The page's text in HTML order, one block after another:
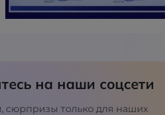
на наши соцсети
сюрпризы только для наших